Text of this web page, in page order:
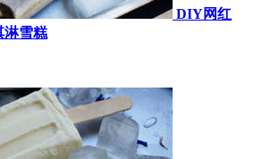
DIY网红
淋雪糕